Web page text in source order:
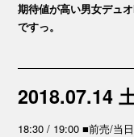
期待値が高い男女デュ
ですっ。
2018.07.14
18:30 / 19:00 ■前売/当